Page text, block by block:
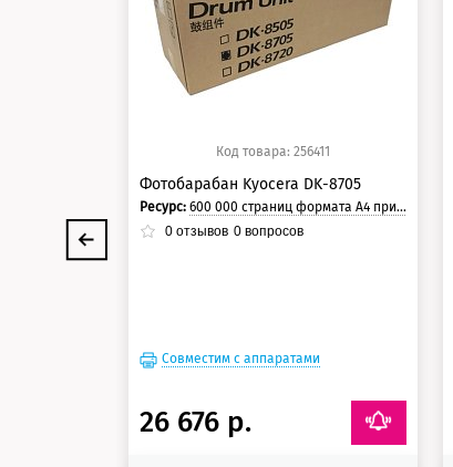
150 баллов
Код товара: 256411
Фотобарабан Kyocera DK-8705
Ресурс:600 000 страниц формата А4 при 5% заполнении страницы.
0 отзывов 0 вопросов
Совместим с аппаратами
26 676 р.